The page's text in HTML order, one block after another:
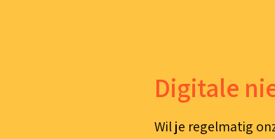
Digitale
Wil je regelmatig